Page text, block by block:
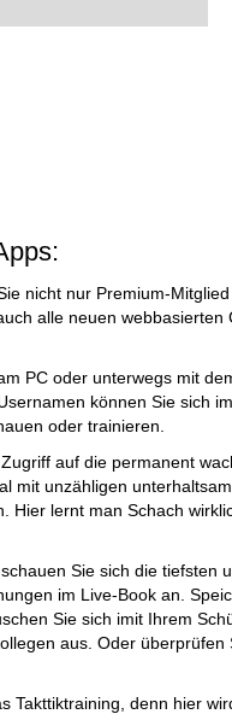
und
nicht nur Premium-
alle neuen webbasierten
PC oder unterwegs mit
können Sie sich
oder trainieren.
auf die permanent
mit unzähligen
Hier lernt man Schach
Sie sich die tiefsten
im Live-Book an.
Sie sich imit Ihrem
aus. Oder überprüfen
Takttiktraining, denn hier